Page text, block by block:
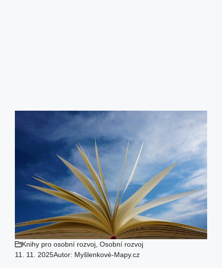
Knihy pro osobní rozvoj Osobní rozvoj
11. 11. 2025Autor: Myšlenkové-Mapy.cz